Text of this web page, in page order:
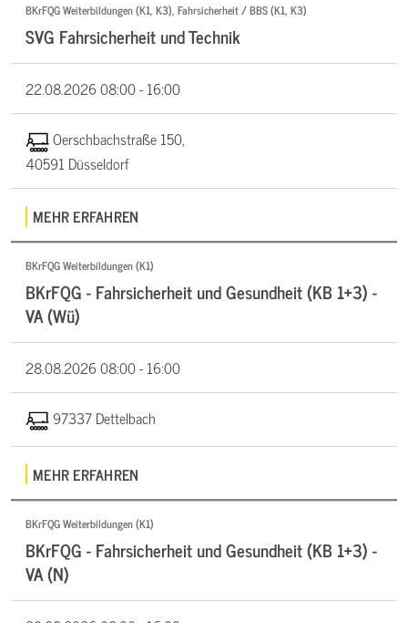
BKrFQG Weiterbildungen (K1, K3), Fahrsicherheit / BBS (K1, K3)
SVG Fahrsicherheit und Technik
22.08.202608:00 - 16:00
Oerschbachstraße 150,
40591 Düsseldorf
MEHR ERFAHREN
BKrFQG Weiterbildungen (K1)
BKrFQG - Fahrsicherheit und Gesundheit (KB 1+3) -
VA (Wü)
28.08.202608:00 - 16:00
97337 Dettelbach
MEHR ERFAHREN
BKrFQG Weiterbildungen (K1)
BKrFQG - Fahrsicherheit und Gesundheit (KB 1+3) -
VA (N)